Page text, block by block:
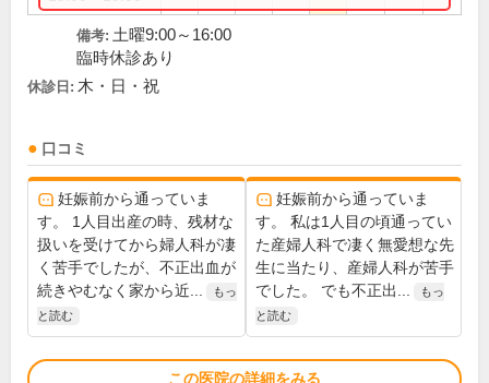
備考: 土曜9:00～16:00
臨時休診あり
休診日: 木・日・祝
口コミ
妊娠前から通っていま
す。 1人目出産の時、残材な
扱いを受けてから婦人科が凄
く苦手でしたが、不正出血が
続きやむなく家から近...
もっ
と読む
妊娠前から通っていま
す。 私は1人目の頃通ってい
た産婦人科で凄く無愛想な先
生に当たり、産婦人科が苦手
でした。 でも不正出...
もっ
と読む
この医院の詳細をみる